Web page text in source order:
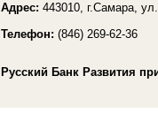
Адрес: 443010, г.Самара,
Телефон: (846) 269-62-36
Русский Банк Развития